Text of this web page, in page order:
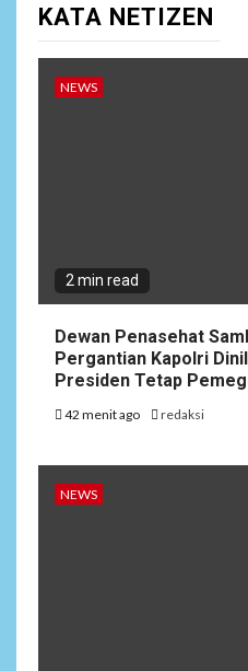
KATA NETIZEN
NEWS
2 min read
Dewan Penasehat
Pergantian Kapolri
Presiden Tetap
42 menit ago redaksi
NEWS